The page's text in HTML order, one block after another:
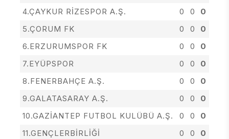
4.ÇAYKUR RİZESPOR A.Ş.
0 0
0
5.ÇORUM FK
0 0
0
6.ERZURUMSPOR FK
0 0
0
7.EYÜPSPOR
0 0
0
8.FENERBAHÇE A.Ş.
0 0
0
9.GALATASARAY A.Ş.
0 0
0
10.GAZİANTEP FUTBOL KULÜBÜ A.Ş.
0 0
0
11.GENÇLERBİRLİĞİ
0 0
0